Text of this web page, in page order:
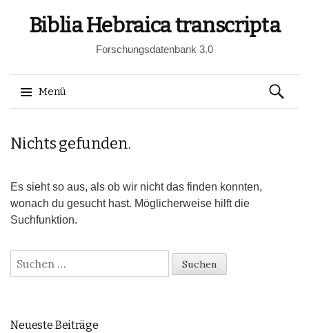
Biblia Hebraica transcripta
Forschungsdatenbank 3.0
Menü
zum
Suchen
nach:
Nichts gefunden.
Es sieht so aus, als ob wir nicht das finden konnten,
wonach du gesucht hast. Möglicherweise hilft die
Suchfunktion.
Suchen
nach:
Neueste Beiträge